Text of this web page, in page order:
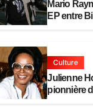
Mario
EP entre
Culture
Julienne
pionnière